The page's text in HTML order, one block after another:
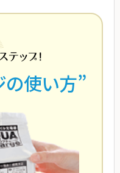
の使い方”